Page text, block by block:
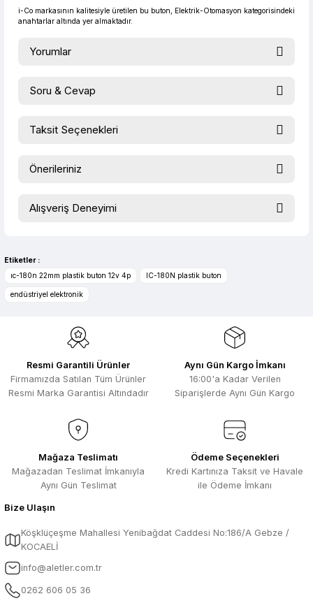
i-Co markasının kalitesiyle üretilen bu buton, Elektrik-Otomasyon kategorisindeki
anahtarlar altında yer almaktadır.
Yorumlar
Soru & Cevap
Taksit Seçenekleri
Önerileriniz
konularda yetersiz gördüğünüz noktaları öneri formunu
Ürün resmi kalitesiz, bozuk veya görüntülenemiyor.
Ürün açıklamasında eksik bilgiler bulunuyor.
Ürün fiyatı diğer sitelerden daha pahalı.
Bu ürüne benzer farklı alternatifler olmalı.
Alışveriş Deneyimi
Selim Toprak | 04/08/2026
Zengin ürün çesidi ve belirli marka
bulunuyor. Özellikle unit ,prolink ,gibi
Selim Toprak | 29/07/2026
Kısa sürede geldi. Ürünler de iyi
Hızlı sipariş ve güvenli paketleme için
çok teşekkürler ediyorum
F... D... | 06/07/2026
Makine çok iyi herkese tavsiye
A... A... | 23/04/2026
13.04.2026 tarihinde Aletler.com
sorunsuz bir şekilde tarafıma ulaştı çok
Etiketler :
ıc-180n 22mm plastik buton 12v 4p
IC-180N plastik buton
endüstriyel elektronik
Resmi Garantili Ürünler
Firmamızda Satılan Tüm Ürünler
Resmi Marka Garantisi Altındadır
Aynı Gün Kargo İmkanı
16:00'a Kadar Verilen
Siparişlerde Aynı Gün Kargo
Mağaza Teslimatı
Mağazadan Teslimat İmkanıyla
Aynı Gün Teslimat
Ödeme Seçenekleri
Kredi Kartınıza Taksit ve Havale
ile Ödeme İmkanı
Bize Ulaşın
Köşklüçeşme Mahallesi Yenibağdat Caddesi No:186/A Gebze /
KOCAELİ
info@aletler.com.tr
0262 606 05 36